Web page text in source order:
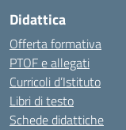
Didattica
Offerta formativa
PTOF e allegati
Curricoli d’Istituto
Libri di testo
Schede didattiche